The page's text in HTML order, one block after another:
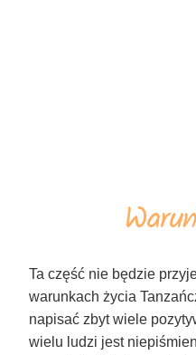
Ta część nie będzie
warunkach życia
napisać zbyt wiele
wielu ludzi jest